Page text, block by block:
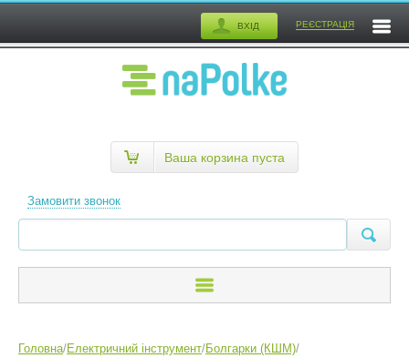
ВХІД РЕЄСТРАЦІЯ
Замовити звонок
Ваша корзина пуста
Головна/Електричний інструмент/Болгарки (КШМ)/